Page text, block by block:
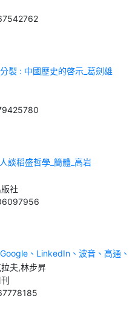
分裂 : 中國歷史的啓示_葛劍雄
談稻盛哲學_簡體_高岩
社
、LinkedIn、波音、高通、
？：募資提案教父1週談成6千萬
_歐倫．克拉夫
夫,林步昇